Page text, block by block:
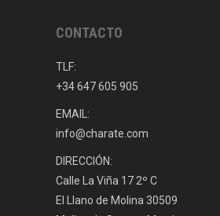
CONTACTO
TLF:
+34 647 605 905
EMAIL:
info@charate.com
DIRECCIÓN:
Calle La Viña 17 2º C
El Llano de Molina 30509